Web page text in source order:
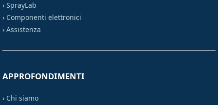
› SprayLab
› Componenti elettronici
› Assistenza
APPROFONDIMENTI
› Chi siamo